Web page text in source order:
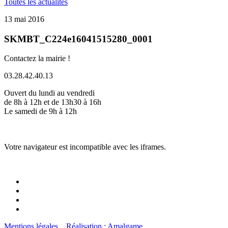
Toutes les actualités
13 mai 2016
SKMBT_C224e16041515280_0001
Contactez la mairie !
03.28.42.40.13
Ouvert du lundi au vendredi
de 8h à 12h et de 13h30 à 16h
Le samedi de 9h à 12h
Votre navigateur est incompatible avec les iframes.